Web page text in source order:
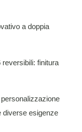
a doppia
reversibili: finitura
diverse esigenze